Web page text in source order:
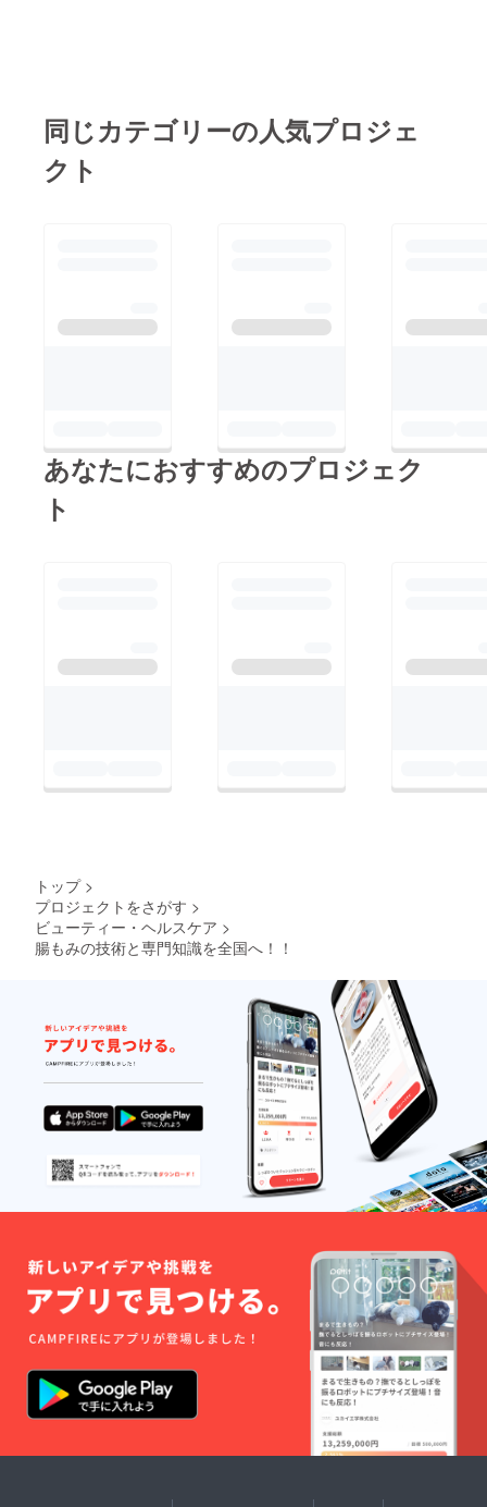
同じカテゴリーの人気プロジェ
クト
あなたにおすすめのプロジェク
ト
トップ >
プロジェクトをさがす >
ビューティー・ヘルスケア >
腸もみの技術と専門知識を全国へ！！